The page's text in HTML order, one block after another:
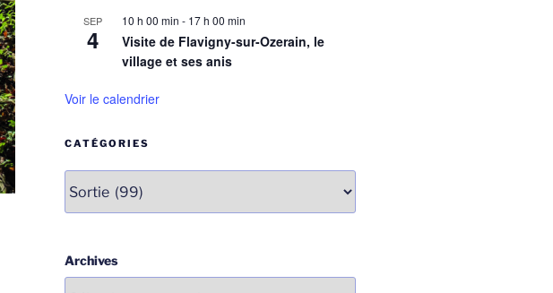
SEP
4
10 h 00 min - 17 h 00 min
Visite de Flavigny-sur-Ozerain, le
village et ses anis
Voir le calendrier
CATÉGORIES
Archives